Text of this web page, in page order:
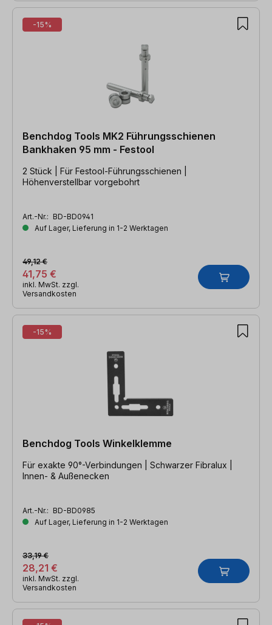
-15%
Benchdog Tools MK2 Führungsschienen
Bankhaken 95 mm - Festool
2 Stück | Für Festool-Führungsschienen |
Höhenverstellbar vorgebohrt
Art.-Nr.: BD-BD0941
Auf Lager, Lieferung in 1-2 Werktagen
41,75 €
49,12 €
inkl. MwSt. zzgl.
Versandkosten
-15%
Benchdog Tools Winkelklemme
Für exakte 90°-Verbindungen | Schwarzer Fibralux |
Innen- & Außenecken
Art.-Nr.: BD-BD0985
Auf Lager, Lieferung in 1-2 Werktagen
28,21 €
33,19 €
inkl. MwSt. zzgl.
Versandkosten